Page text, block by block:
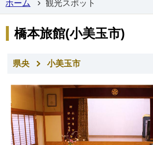
ホーム 観光スポット
橋本旅館(小美玉市)
県央 小美玉市